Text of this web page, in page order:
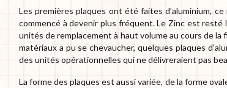
Les premières plaques ont été faites d’aluminium,
commencé à devenir plus fréquent. Le Zinc est resté
unités de remplacement à haut volume au cours de la
matériaux a pu se chevaucher, quelques plaques
des unités opérationnelles qui ne délivreraient pas
La forme des plaques est aussi variée, de la forme